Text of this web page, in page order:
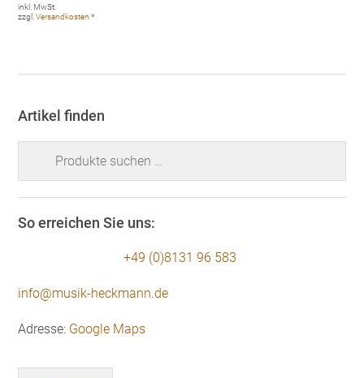
inkl. MwSt.
zzgl.Versandkosten *
Artikel finden
So erreichen Sie uns:
+49 (0)8131 96 583
info@musik-heckmann.de
Adresse: Google Maps